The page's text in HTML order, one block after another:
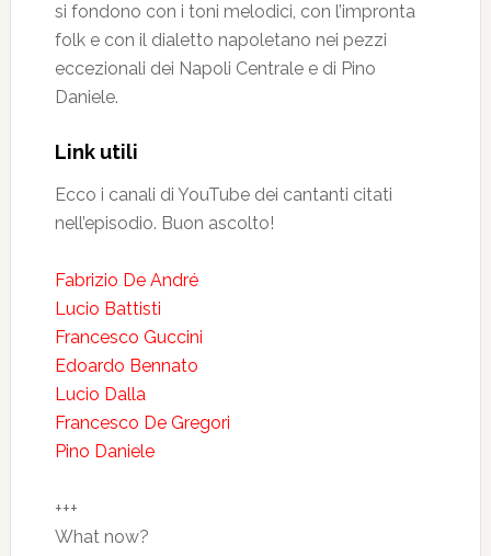
si fondono con i toni melodici, con l’impronta
folk e con il dialetto napoletano nei pezzi
eccezionali dei Napoli Centrale e di Pino
Daniele.
Link utili
Ecco i canali di YouTube dei cantanti citati
nell’episodio. Buon ascolto!
Fabrizio De André
Lucio Battisti
Francesco Guccini
Edoardo Bennato
Lucio Dalla
Francesco De Gregori
Pino Daniele
+++
What now?